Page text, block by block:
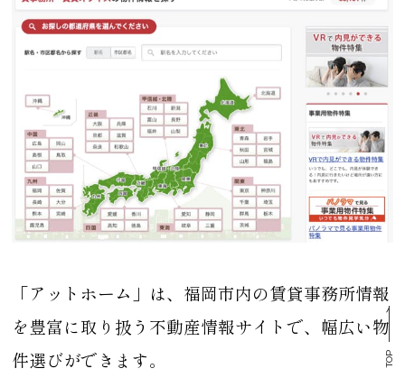
「アットホーム」は、福岡市内の賃貸事務所情報
を豊富に取り扱う不動産情報サイトで、幅広い物
件選びができます。
TOP